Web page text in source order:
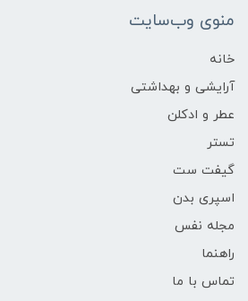
منوی وب‌سایت
خانه
آرایشی و بهداشتی
عطر و ادکلن
تستر
گیفت ست
اسپری بدن
مجله نفس
راهنما
تماس با ما